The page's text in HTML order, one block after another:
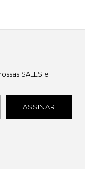
SALES e